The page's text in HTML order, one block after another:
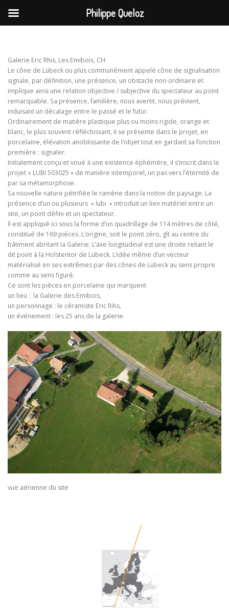
Galerie Eric Rhis, Les Emibois, CH
Le cône de Lübeck ou plus communément appelé cône de signalisation
signale, par définition, une présence, un obstacle non-ordinaire et
implique ainsi une relation objective / subjective du spectateur au point
remarquable. Sa présence, familière, nous avertit, nous prévient,
induisant un décalage entre le passé et le futur.
Ordinairement de matière plastique plus ou moins rigide, orange et
blanc, le plus souvent réfléchissant, il se présente dans le projet, en
porcelaine, élévation anoblissante de l’objet tout en gardant sa fonction
première : signaler.
Initialement conçu et voué à une existence éphémère, il s’inscrit dans le
projet « LUBI 503025 » de manière intemporel, un pas vers l’éternité de
par sa métamorphose.
Sa nouvelle nature pétrifiée le ramène dans la notion de paysage. La
présence d’un ou plusieurs » lubi » introduit un lien matériel entre un
site, un point défini et un spectateur.
Il est appliqué ici sous la forme d’un quadrillage de 114 mètres de côté,
constitué de 169 pièces. L’origine, soit le point zéro, gît au centre du
bâtiment abritant la Galerie. L’axe longitudinal est une droite reliant le
dit point à la Holstentor de Lübeck. L’idée même d’un vecteur
matérialisé en ses extrêmes par des cônes de Lübeck au sens propre
comme au sens figuré.
Ce sont les pièces en porcelaine qui marquent
un lieu : la Galerie des Emibois,
un personnage : le céramiste Eric Rihs,
un événement : les 25 ans de la galerie.
vue aérienne du site
Philippe Queloz